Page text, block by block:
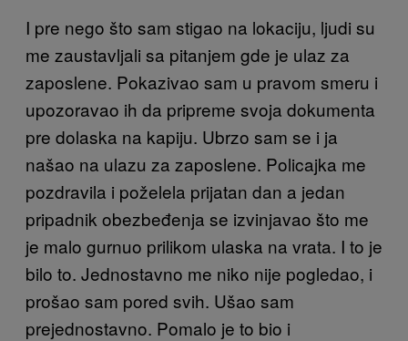
I pre nego što sam stigao na lokaciju, ljudi su
me zaustavljali sa pitanjem gde je ulaz za
zaposlene. Pokazivao sam u pravom smeru i
upozoravao ih da pripreme svoja dokumenta
pre dolaska na kapiju. Ubrzo sam se i ja
našao na ulazu za zaposlene. Policajka me
pozdravila i poželela prijatan dan a jedan
pripadnik obezbeđenja se izvinjavao što me
je malo gurnuo prilikom ulaska na vrata. I to je
bilo to. Jednostavno me niko nije pogledao, i
prošao sam pored svih. Ušao sam
prejednostavno. Pomalo je to bio i